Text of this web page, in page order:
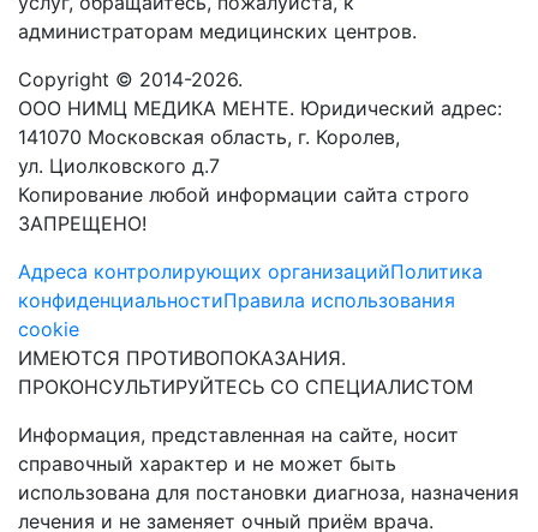
администраторам медицинских центров.
Copyright © 2014-2026.
ООО НИМЦ МЕДИКА МЕНТЕ. Юридический адрес:
141070 Московская область, г. Королев,
ул. Циолковского д.7
Копирование любой информации сайта строго
ЗАПРЕЩЕНО!
Адреса контролирующих организацийПолитика
конфиденциальностиПравила использования
cookie
ИМЕЮТСЯ ПРОТИВОПОКАЗАНИЯ.
ПРОКОНСУЛЬТИРУЙТЕСЬ СО СПЕЦИАЛИСТОМ
Информация, представленная на сайте, носит
справочный характер и не может быть
использована для постановки диагноза, назначения
лечения и не заменяет очный приём врача.